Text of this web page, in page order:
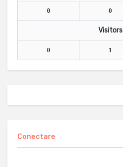
0 0
Visitors
0 1
Conectare